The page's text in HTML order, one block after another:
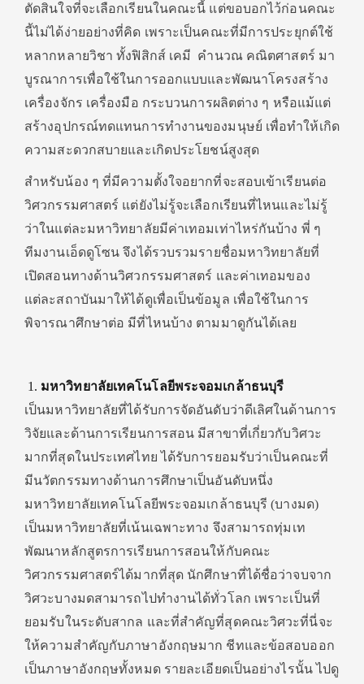
ตัดสินใจที่จะเลือกเรียนในคณะนี้ แต่ขอบอกไว้ก่อนคณะ
นี้ไม่ได้ง่ายอย่างที่คิด เพราะเป็นคณะที่มีการประยุกต์ใช้
หลากหลายวิชา ทั้งฟิสิกส์ เคมี คำนวณ คณิตศาสตร์ มา
บูรณาการเพื่อใช้ในการออกแบบและพัฒนาโครงสร้าง
เครื่องจักร เครื่องมือ กระบวนการผลิตต่าง ๆ หรือแม้แต่
สร้างอุปกรณ์ทดแทนการทำงานของมนุษย์ เพื่อทำให้เกิด
ความสะดวกสบายและเกิดประโยชน์สูงสุด
สำหรับน้อง ๆ ที่มีความตั้งใจอยากที่จะสอบเข้าเรียนต่อ
วิศวกรรมศาสตร์ แต่ยังไม่รู้จะเลือกเรียนที่ไหนและไม่รู้
ว่าในแต่ละมหาวิทยาลัยมีค่าเทอมเท่าไหร่กันบ้าง พี่ ๆ
ทีมงานเอ็ดดูโซน จึงได้รวบรวมรายชื่อมหาวิทยาลัยที่
เปิดสอนทางด้านวิศวกรรมศาสตร์ และค่าเทอมของ
แต่ละสถาบันมาให้ได้ดูเพื่อเป็นข้อมูล เพื่อใช้ในการ
พิจารณาศึกษาต่อ มีที่ไหนบ้าง ตามมาดูกันได้เลย
มหาวิทยาลัยเทคโนโลยีพระจอมเกล้าธนบุรี
เป็นมหาวิทยาลัยที่ได้รับการจัดอันดับว่าดีเลิศในด้านการ
วิจัยและด้านการเรียนการสอน มีสาขาที่เกี่ยวกับวิศวะ
มากที่สุดในประเทศไทย ได้รับการยอมรับว่าเป็นคณะที่
มีนวัตกรรมทางด้านการศึกษาเป็นอันดับหนึ่ง
มหาวิทยาลัยเทคโนโลยีพระจอมเกล้าธนบุรี (บางมด)
เป็นมหาวิทยาลัยที่เน้นเฉพาะทาง จึงสามารถทุ่มเท
พัฒนาหลักสูตรการเรียนการสอนให้กับคณะ
วิศวกรรมศาสตร์ได้มากที่สุด นักศึกษาที่ได้ชื่อว่าจบจาก
วิศวะบางมดสามารถไปทำงานได้ทั่วโลก เพราะเป็นที่
ยอมรับในระดับสากล และที่สำคัญที่สุดคณะวิศวะที่นี่จะ
ให้ความสำคัญกับภาษาอังกฤษมาก ชีทและข้อสอบออก
เป็นภาษาอังกฤษทั้งหมด รายละเอียดเป็นอย่างไรนั้น ไปดู